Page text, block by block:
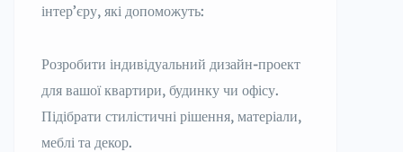
інтер’єру, які допоможуть:
Розробити індивідуальний дизайн-проект
для вашої квартири, будинку чи офісу.
Підібрати стилістичні рішення, матеріали,
меблі та декор.